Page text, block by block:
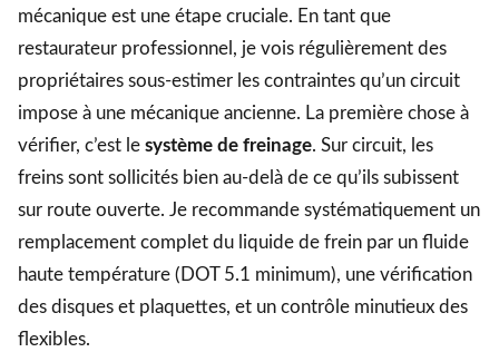
mécanique est une étape cruciale. En tant que
restaurateur professionnel, je vois régulièrement des
propriétaires sous-estimer les contraintes qu’un circuit
impose à une mécanique ancienne. La première chose à
vérifier, c’est le système de freinage. Sur circuit, les
freins sont sollicités bien au-delà de ce qu’ils subissent
sur route ouverte. Je recommande systématiquement un
remplacement complet du liquide de frein par un fluide
haute température (DOT 5.1 minimum), une vérification
des disques et plaquettes, et un contrôle minutieux des
flexibles.